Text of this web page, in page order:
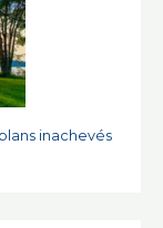
inachevés